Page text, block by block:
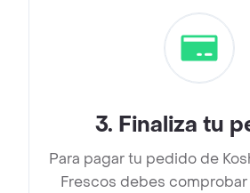
3. Finaliza tu
Para pagar tu pedido de
Frescos debes